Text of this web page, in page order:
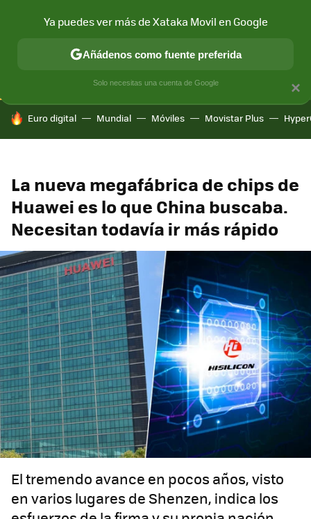
CONECTIVIDAD MÓVIL Y SOCIEDAD APLICACIONES
HOY SE HABLA DE
Euro digital Mundial Móviles Movistar Plus
La nueva megafábrica de chips de
Huawei es lo que China buscaba.
Necesitan todavía ir más rápido
El tremendo avance en pocos años, visto
en varios lugares de Shenzen, indica los
×
Ya puedes ver más de Xataka Movil en Google
Añádenos como fuente preferida
Solo necesitas una cuenta de Google